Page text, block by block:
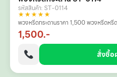
รหัสสินค้า: ST-0114
★★★★★
พวงหรีดกระดานราคา 1,500 พวงหรีดห
1,500.-
สั่งซื้อ